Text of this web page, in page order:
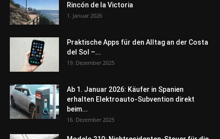
Rincón de la Victoria
1. Januar 2026
Praktische Apps für den Alltag an der Costa
del Sol –...
19. Dezember 2025
Ab 1. Januar 2026: Käufer in Spanien
erhalten Elektroauto-Subvention direkt
beim...
16. Dezember 2025